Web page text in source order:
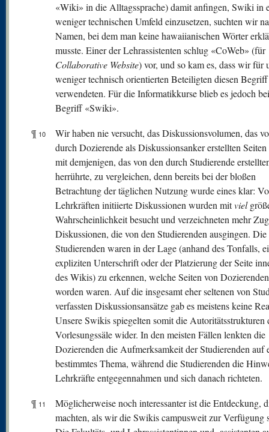
«Wiki» in die Alltagssprache) damit anfingen, Swiki in
weniger technischen Umfeld einzusetzen, suchten wir
Namen, bei dem man keine hawaiianischen Wörter
musste. Einer der Lehrassistenten schlug «CoWeb» (für
Collaborative Website) vor, und so kam es, dass wir für
weniger technisch orientierten Beteiligten diesen Begriff
verwendeten. Für die Informatikkurse blieb es jedoch
Begriff «Swiki».
¶ 10
Wir haben nie versucht, das Diskussionsvolumen, das
durch Dozierende als Diskussionsanker erstellten
mit demjenigen, das von den durch Studierende
herrührte, zu vergleichen, denn bereits bei der bloßen
Betrachtung der täglichen Nutzung wurde eines klar:
Lehrkräften initiierte Diskussionen wurden mitviel
Wahrscheinlichkeit besucht und verzeichneten mehr
Diskussionen, die von den Studierenden ausgingen. Die
Studierenden waren in der Lage (anhand des Tonfalls,
expliziten Unterschrift oder der Platzierung der Seite
des Wikis) zu erkennen, welche Seiten von
worden waren. Auf die insgesamt eher seltenen von
verfassten Diskussionsansätze gab es meistens keine
Unsere Swikis spiegelten somit die Autoritätsstrukturen
Vorlesungssäle wider. In den meisten Fällen lenkten die
Dozierenden die Aufmerksamkeit der Studierenden auf
bestimmtes Thema, während die Studierenden die
Lehrkräfte entgegennahmen und sich danach richteten.
¶ 11
Möglicherweise noch interessanter ist die Entdeckung,
machten, als wir die Swikis campusweit zur Verfügung